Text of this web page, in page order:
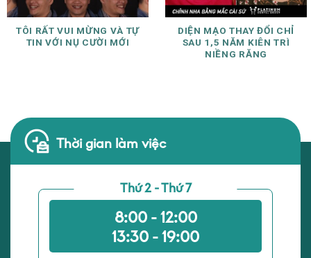
TÔI RẤT VUI MỪNG VÀ TỰ
TIN VỚI NỤ CƯỜI MỚI
DIỆN MẠO THAY ĐỔI CHỈ
SAU 1,5 NĂM KIÊN TRÌ
NIỀNG RĂNG
Thời gian làm việc
Thứ 2 - Thứ 7
8:00 - 12:00
13:30 - 19:00